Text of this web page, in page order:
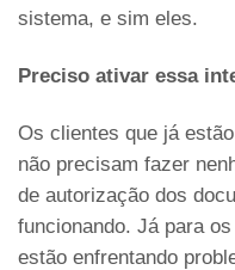
sistema, e sim eles.
Preciso ativar essa
Os clientes que já
não precisam fazer
de autorização dos
funcionando. Já para
estão enfrentando